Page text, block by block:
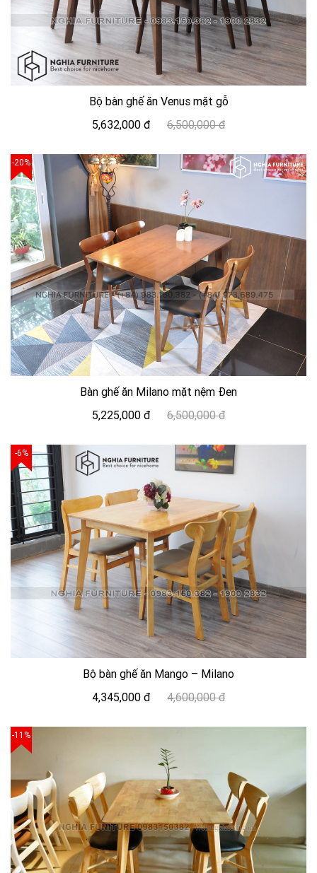
Bộ bàn ghế ăn Venus mặt gỗ
5,632,000 đ
6,500,000 đ
-20%
Bàn ghế ăn Milano mặt nệm Đen
5,225,000 đ
6,500,000 đ
-6%
Bộ bàn ghế ăn Mango – Milano
4,345,000 đ
4,600,000 đ
-11%